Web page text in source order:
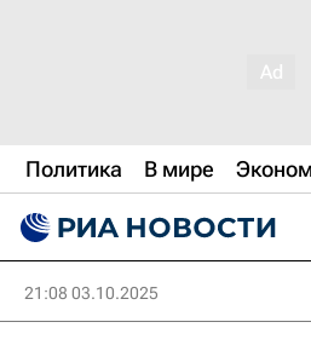
Политика В мире
21:08 03.10.2025